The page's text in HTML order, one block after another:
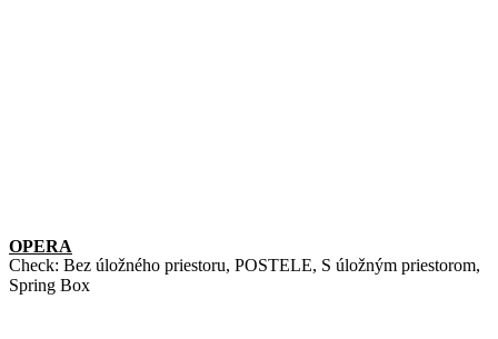
OPERA
Check: Bez úložného priestoru, POSTELE, S úložným priestorom,
Spring Box